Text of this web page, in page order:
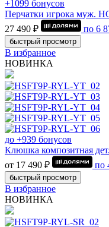
+1099 бонусов
Перчатки игрока муж.
27 490 ₽
по 6
быстрый просмотр
В избранное
НОВИНКА
до +939 бонусов
Клюшка композитная
от 17 490 ₽
по
быстрый просмотр
В избранное
НОВИНКА